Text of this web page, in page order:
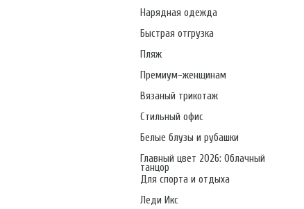
Нарядная одежда
Быстрая отгрузка
Пляж
Премиум-женщинам
Вязаный трикотаж
Стильный офис
Белые блузы и рубашки
Главный цвет 2026: Облачный
танцор
Для спорта и отдыха
Леди Икс